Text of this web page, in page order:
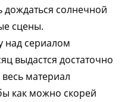
дождаться солнечной
сцены.
над сериалом
выдастся достаточно
материал
как можно скорей